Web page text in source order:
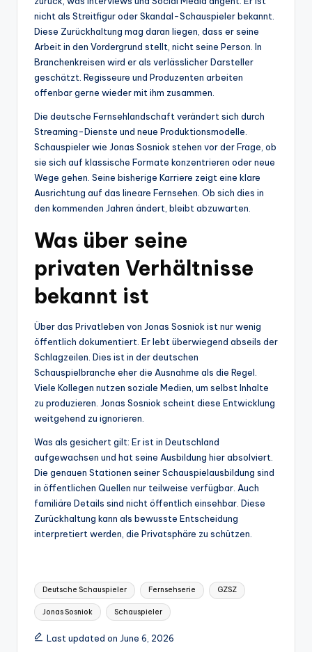
nicht als Streitfigur oder Skandal-Schauspieler bekannt.
Diese Zurückhaltung mag daran liegen, dass er seine
Arbeit in den Vordergrund stellt, nicht seine Person. In
Branchenkreisen wird er als verlässlicher Darsteller
geschätzt. Regisseure und Produzenten arbeiten
offenbar gerne wieder mit ihm zusammen.
Die deutsche Fernsehlandschaft verändert sich durch
Streaming-Dienste und neue Produktionsmodelle.
Schauspieler wie Jonas Sosniok stehen vor der Frage, ob
sie sich auf klassische Formate konzentrieren oder neue
Wege gehen. Seine bisherige Karriere zeigt eine klare
Ausrichtung auf das lineare Fernsehen. Ob sich dies in
den kommenden Jahren ändert, bleibt abzuwarten.
Was über seine
privaten Verhältnisse
bekannt ist
Über das Privatleben von Jonas Sosniok ist nur wenig
öffentlich dokumentiert. Er lebt überwiegend abseils der
Schlagzeilen. Dies ist in der deutschen
Schauspielbranche eher die Ausnahme als die Regel.
Viele Kollegen nutzen soziale Medien, um selbst Inhalte
zu produzieren. Jonas Sosniok scheint diese Entwicklung
weitgehend zu ignorieren.
Was als gesichert gilt: Er ist in Deutschland
aufgewachsen und hat seine Ausbildung hier absolviert.
Die genauen Stationen seiner Schauspielausbildung sind
in öffentlichen Quellen nur teilweise verfügbar. Auch
familiäre Details sind nicht öffentlich einsehbar. Diese
Zurückhaltung kann als bewusste Entscheidung
interpretiert werden, die Privatsphäre zu schützen.
Tags:
Deutsche Schauspieler Fernsehserie GZSZ
Jonas Sosniok Schauspieler
Last updated on June 6, 2026